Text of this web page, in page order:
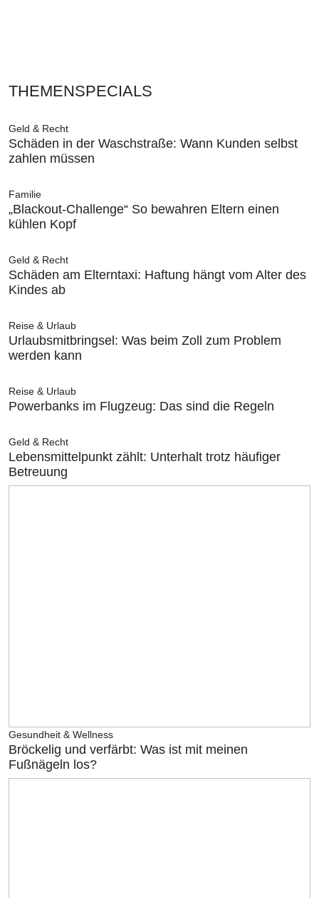
THEMENSPECIALS
Geld & Recht
Schäden in der Waschstraße: Wann Kunden selbst
zahlen müssen
Familie
„Blackout-Challenge“ So bewahren Eltern einen
kühlen Kopf
Geld & Recht
Schäden am Elterntaxi: Haftung hängt vom Alter des
Kindes ab
Reise & Urlaub
Urlaubsmitbringsel: Was beim Zoll zum Problem
werden kann
Reise & Urlaub
Powerbanks im Flugzeug: Das sind die Regeln
Geld & Recht
Lebensmittelpunkt zählt: Unterhalt trotz häufiger
Betreuung
Gesundheit & Wellness
Bröckelig und verfärbt: Was ist mit meinen
Fußnägeln los?